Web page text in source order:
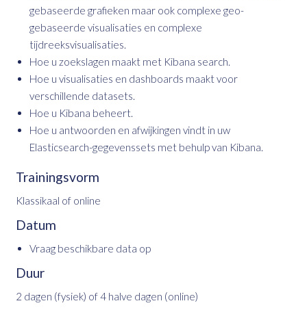
gebaseerde grafieken maar ook complexe geo-
gebaseerde visualisaties en complexe
tijdreeksvisualisaties.
Hoe u zoekslagen maakt met Kibana search.
Hoe u visualisaties en dashboards maakt voor
verschillende datasets.
Hoe u Kibana beheert.
Hoe u antwoorden en afwijkingen vindt in uw
Elasticsearch-gegevenssets met behulp van Kibana.
Trainingsvorm
Klassikaal of online
Datum
Vraag beschikbare data op
Duur
2 dagen (fysiek) of 4 halve dagen (online)